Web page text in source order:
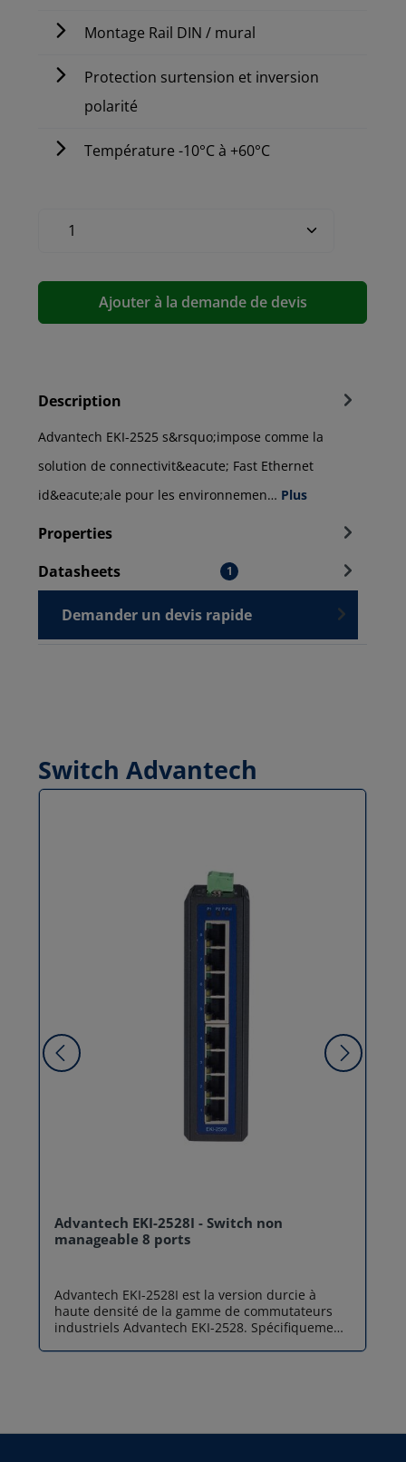
Montage Rail DIN / mural
Protection surtension et inversion
polarité
Température -10°C à +60°C
Ajouter à la demande de devis
Description
Advantech EKI-2525 s&rsquo;impose comme la
solution de connectivit&eacute; Fast Ethernet
id&eacute;ale pour les environnemen… Plus
Properties
Datasheets
1
Demander un devis rapide
Switch Advantech
Advantech EKI-2528I - Switch non
manageable 8 ports
Advantech EKI-2528I est la version durcie à
haute densité de la gamme de commutateurs
industriels Advantech EKI-2528. Spécifiquement